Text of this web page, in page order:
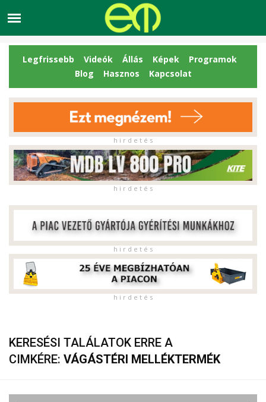
Legfrissebb Videók Állás Képek
Programok
Blog
Hasznos Kapcsolat
h i r d e t é s
h i r d e t é s
h i r d e t é s
h i r d e t é s
KERESÉSI TALÁLATOK ERRE A
CIMKÉRE: VÁGÁSTÉRI MELLÉKTERMÉK